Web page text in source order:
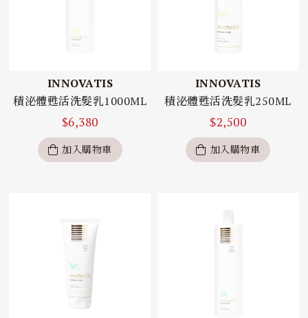
INNOVATIS
積泌體甦活洗髮乳1000ML
$6,380
加入購物車
INNOVATIS
積泌體甦活洗髮乳250ML
$2,500
加入購物車